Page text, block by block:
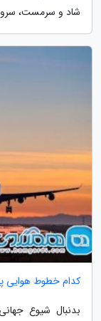
شاد و سرمست،
کدام خطوط هوایی
بدنبال شیوع